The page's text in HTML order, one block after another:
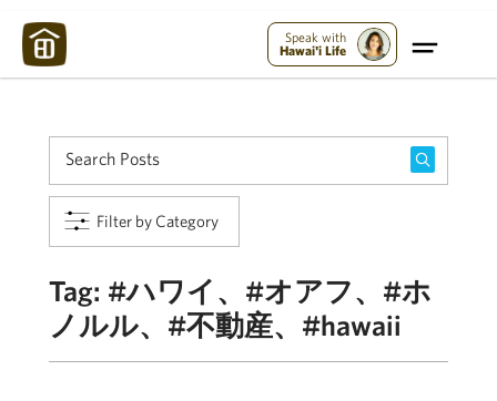
Speak with
Hawai'i Life
Filter by Category
Tag: #ハワイ、#オアフ、#ホ
ノルル、#不動産、#hawaii
Maui Strong: Please Help Maui – Donate Now!